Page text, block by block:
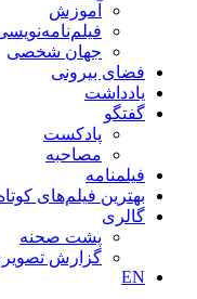
آموزش
جهان شخصی
فضای بیرونی
یادداشت
گفتگو
پادکست
مصاحبه
فیلمنامه
بهترین فیلم‌های
گالری
پشت صحنه
گزارش
EN